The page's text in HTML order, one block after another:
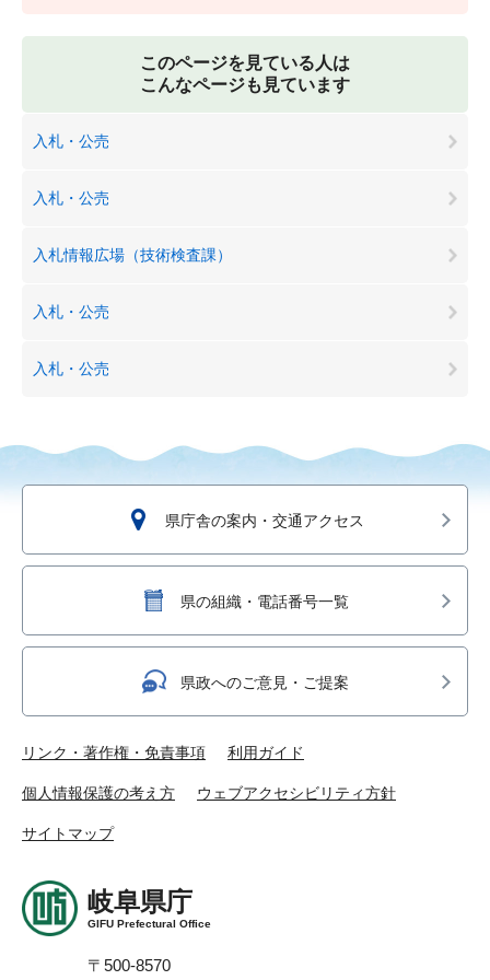
このページを見ている人は
こんなページも見ています
入札・公売
入札・公売
入札情報広場（技術検査課）
入札・公売
入札・公売
県庁舎の案内・交通アクセス
県の組織・電話番号一覧
県政へのご意見・ご提案
リンク・著作権・免責事項 利用ガイド
個人情報保護の考え方 ウェブアクセシビリティ方針
サイトマップ
岐阜県庁
GIFU Prefectural Office
〒500-8570